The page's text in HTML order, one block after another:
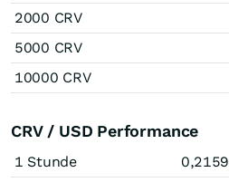
2000 CRV
5000 CRV
10000 CRV
CRV / USD Performance
1 Stunde 0,2159